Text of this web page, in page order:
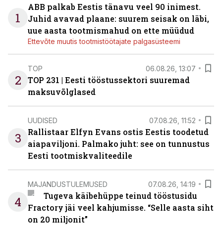
1
ABB palkab Eestis tänavu veel 90 inimest.
Juhid avavad plaane: suurem seisak on läbi,
uue aasta tootmismahud on ette müüdud
Ettevõte muutis tootmistöötajate palgasüsteemi
2
TOP 06.08.26, 13:07
TOP 231 | Eesti tööstussektori suuremad
maksuvõlglased
3
UUDISED 07.08.26, 11:52
Rallistaar Elfyn Evans ostis Eestis toodetud
aiapaviljoni. Palmako juht: see on tunnustus
Eesti tootmiskvaliteedile
4
MAJANDUSTULEMUSED 07.08.26, 14:19
Tugeva käibehüppe teinud tööstusidu
Fractory jäi veel kahjumisse. “Selle aasta siht
on 20 miljonit”